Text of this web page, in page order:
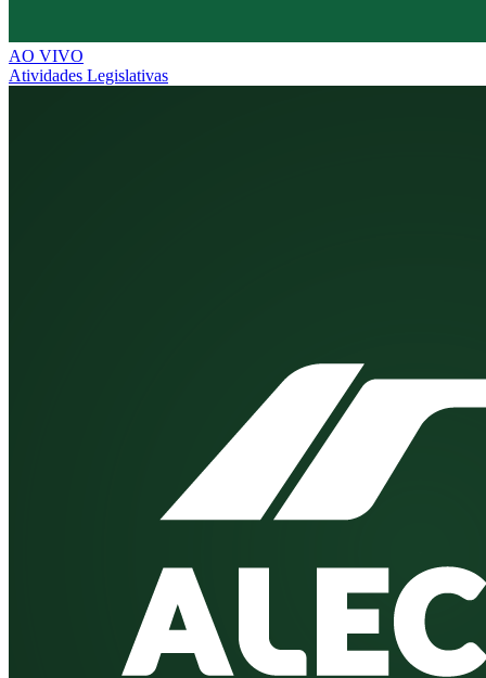
AO VIVO
Atividades Legislativas